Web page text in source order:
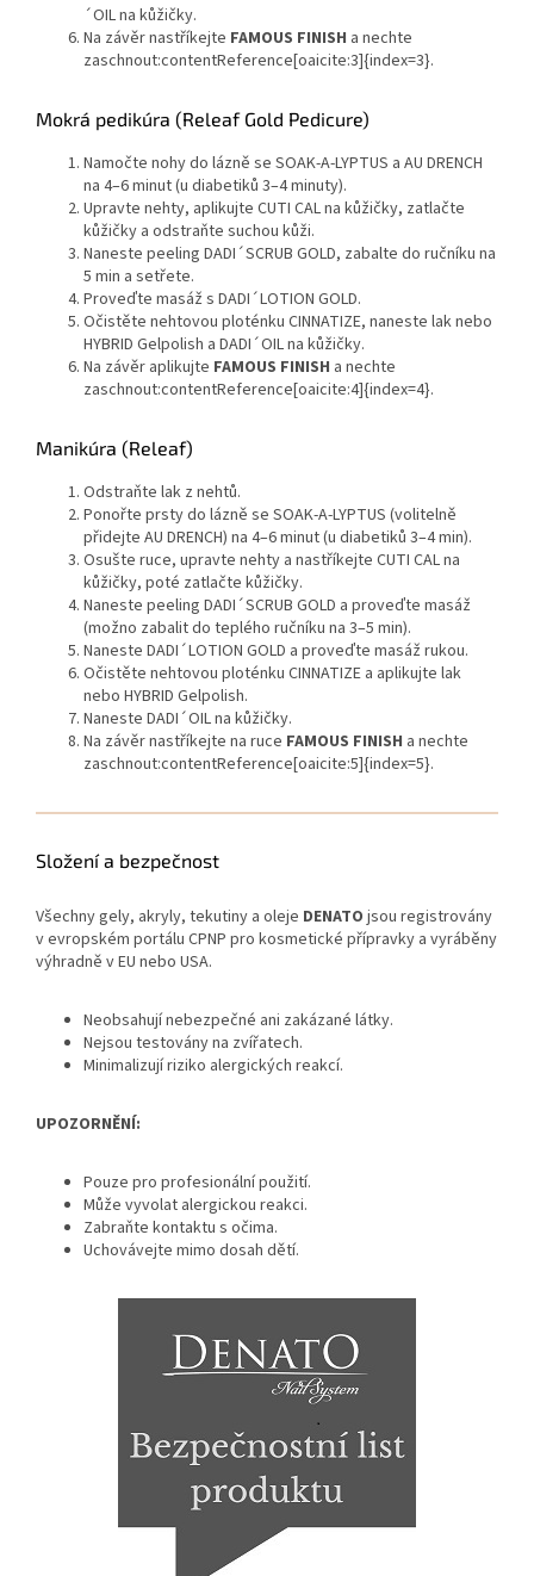
´OIL na kůžičky.
Na závěr nastříkejte FAMOUS FINISH a nechte
zaschnout:contentReference[oaicite:3]{index=3}.
Mokrá pedikúra (Releaf Gold Pedicure)
Namočte nohy do lázně se SOAK-A-LYPTUS a AU DRENCH
na 4–6 minut (u diabetiků 3–4 minuty).
Upravte nehty, aplikujte CUTI CAL na kůžičky, zatlačte
kůžičky a odstraňte suchou kůži.
Naneste peeling DADI´SCRUB GOLD, zabalte do ručníku na
5 min a setřete.
Proveďte masáž s DADI´LOTION GOLD.
Očistěte nehtovou ploténku CINNATIZE, naneste lak nebo
HYBRID Gelpolish a DADI´OIL na kůžičky.
Na závěr aplikujte FAMOUS FINISH a nechte
zaschnout:contentReference[oaicite:4]{index=4}.
Manikúra (Releaf)
Odstraňte lak z nehtů.
Ponořte prsty do lázně se SOAK-A-LYPTUS (volitelně
přidejte AU DRENCH) na 4–6 minut (u diabetiků 3–4 min).
Osušte ruce, upravte nehty a nastříkejte CUTI CAL na
kůžičky, poté zatlačte kůžičky.
Naneste peeling DADI´SCRUB GOLD a proveďte masáž
(možno zabalit do teplého ručníku na 3–5 min).
Naneste DADI´LOTION GOLD a proveďte masáž rukou.
Očistěte nehtovou ploténku CINNATIZE a aplikujte lak
nebo HYBRID Gelpolish.
Naneste DADI´OIL na kůžičky.
Na závěr nastříkejte na ruce FAMOUS FINISH a nechte
zaschnout:contentReference[oaicite:5]{index=5}.
Složení a bezpečnost
Všechny gely, akryly, tekutiny a oleje DENATO jsou registrovány
v evropském portálu CPNP pro kosmetické přípravky a vyráběny
výhradně v EU nebo USA.
Neobsahují nebezpečné ani zakázané látky.
Nejsou testovány na zvířatech.
Minimalizují riziko alergických reakcí.
UPOZORNĚNÍ:
Pouze pro profesionální použití.
Může vyvolat alergickou reakci.
Zabraňte kontaktu s očima.
Uchovávejte mimo dosah dětí.